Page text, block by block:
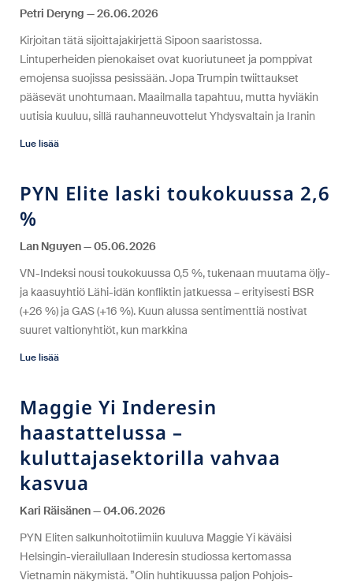
Petri Deryng
26.06.2026
Kirjoitan tätä sijoittajakirjettä Sipoon saaristossa.
Lintuperheiden pienokaiset ovat kuoriutuneet ja pomppivat
emojensa suojissa pesissään. Jopa Trumpin twiittaukset
pääsevät unohtumaan. Maailmalla tapahtuu, mutta hyviäkin
uutisia kuuluu, sillä rauhanneuvottelut Yhdysvaltain ja Iranin
Lue lisää
PYN Elite laski toukokuussa 2,6
%
Lan Nguyen
05.06.2026
VN-Indeksi nousi toukokuussa 0,5 %, tukenaan muutama öljy-
ja kaasuyhtiö Lähi-idän konfliktin jatkuessa – erityisesti BSR
(+26 %) ja GAS (+16 %). Kuun alussa sentimenttiä nostivat
suuret valtionyhtiöt, kun markkina
Lue lisää
Maggie Yi Inderesin
haastattelussa –
kuluttajasektorilla vahvaa
kasvua
Kari Räisänen
04.06.2026
PYN Eliten salkunhoitotiimiin kuuluva Maggie Yi käväisi
Helsingin-vierailullaan Inderesin studiossa kertomassa
Vietnamin näkymistä. ”Olin huhtikuussa paljon Pohjois-